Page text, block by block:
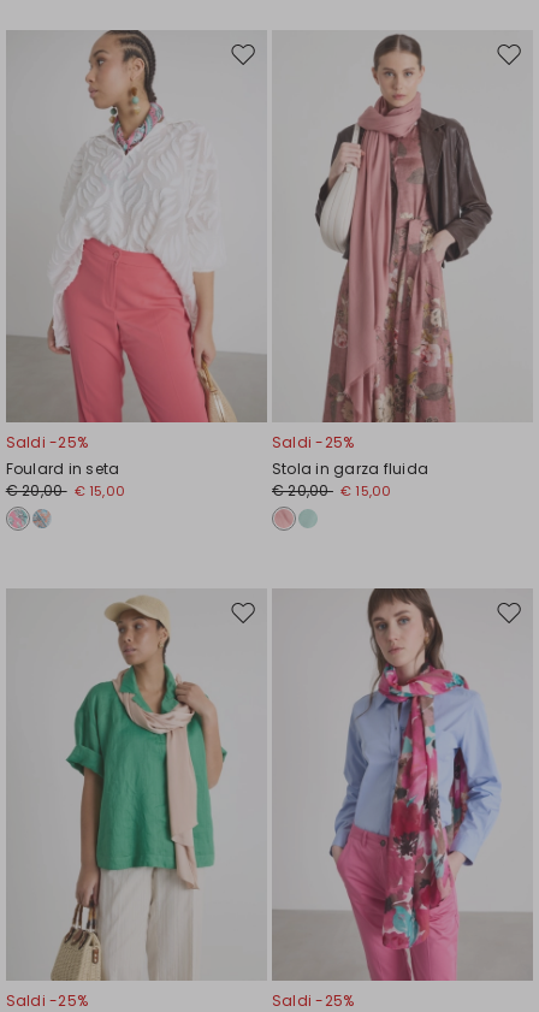
Sposta
Saldi -25%
Foulard in seta
€ 20,00 € 15,00
Saldi -25%
Stola in garza fluida
€ 20,00 € 15,00
Sposta
Saldi -25%
Saldi -25%